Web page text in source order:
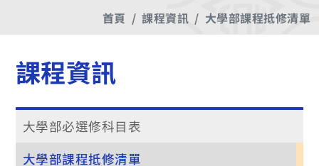
首頁 課程資訊 大學部課程抵修清單
課程資訊
大學部必選修科目表
大學部課程抵修清單